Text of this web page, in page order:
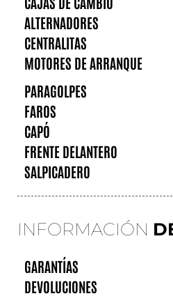
ALTERNADORES
CENTRALITAS
MOTORES DE ARRANQUE
PARAGOLPES
FAROS
CAPÓ
FRENTE DELANTERO
SALPICADERO
INFORMACIÓN
GARANTÍAS
DEVOLUCIONES